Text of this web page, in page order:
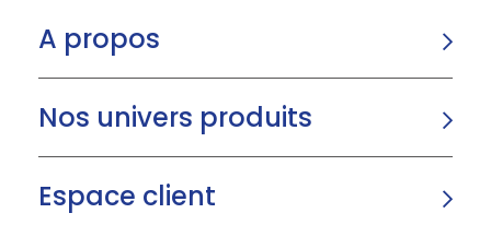
A propos
Nos univers produits
Espace client